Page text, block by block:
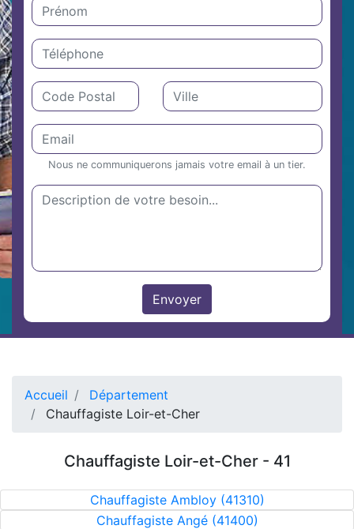
Nous ne communiquerons jamais votre email à un tier.
Accueil
Département
Chauffagiste Loir-et-Cher
Chauffagiste Loir-et-Cher - 41
Chauffagiste Ambloy (41310)
Chauffagiste Angé (41400)